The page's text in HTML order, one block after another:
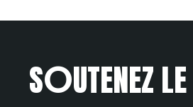
SOUTENEZ